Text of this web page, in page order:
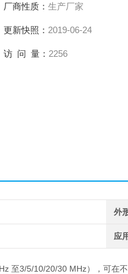
厂商性质： 生产厂家
更新快照： 2019-06-24
访 问 量： 2256
外
应
至3/5/10/20/30 MHz），可在